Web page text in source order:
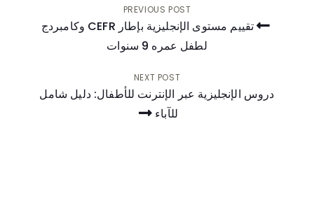
المقالات
PREVIOUS POST
تقييم مستوى الإنجليزية بإطار CEFR وكامبردج
لطفل عمره 9 سنوات
NEXT POST
دروس الإنجليزية عبر الإنترنت للأطفال: دليل شامل
للآباء